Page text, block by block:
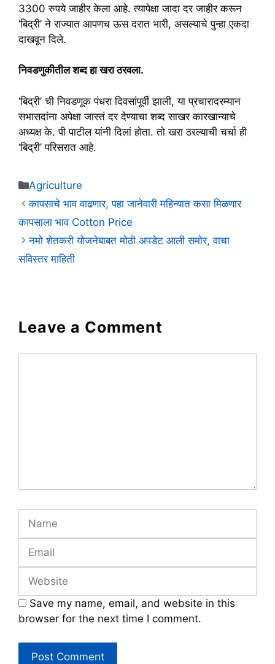
3300 रुपये जाहीर केला आहे. त्यापेक्षा जादा दर जाहीर करून
‘बिद्री’ ने राज्यात आपणच ऊस दरात भारी, असल्याचे पुन्हा एकदा
दाखवून दिले.
निवडणुकीतील शब्द हा खरा ठरवला.
‘बिद्री’ ची निवडणूक पंधरा दिवसांपूर्वी झाली, या प्रचारादरम्यान
सभासदांना अपेक्षा जास्तं दर देण्याचा शब्द साखर कारखान्याचे
अध्यक्ष के. पी पाटील यांनी दिलां होता. तो खरा ठरल्याची चर्चा ही
‘बिद्री’ परिसरात आहे.
Categories
Agriculture
कापसाचे भाव वाढणार, पहा जानेवारी महिन्यात कसा मिळणार
कापसाला भाव Cotton Price
नमो शेतकरी योजनेबाबत मोठी अपडेट आली समोर, वाचा
सविस्तर माहिती
Leave a Comment
Name
Email
Website
Save my name, email, and website in this
browser for the next time I comment.